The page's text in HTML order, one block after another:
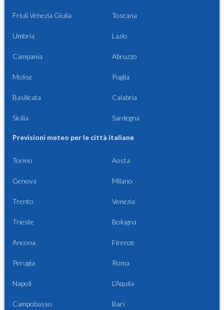
Friuli Venezia Giulia Toscana
Umbria Lazio
Campania Abruzzo
Molise Puglia
Basilicata Calabria
Sicilia Sardegna
Previsioni meteo per le città italiane
Torino Aosta
Genova Milano
Trento Venezia
Trieste Bologna
Ancona Firenze
Perugia Roma
Napoli L'Aquila
Campobasso Bari